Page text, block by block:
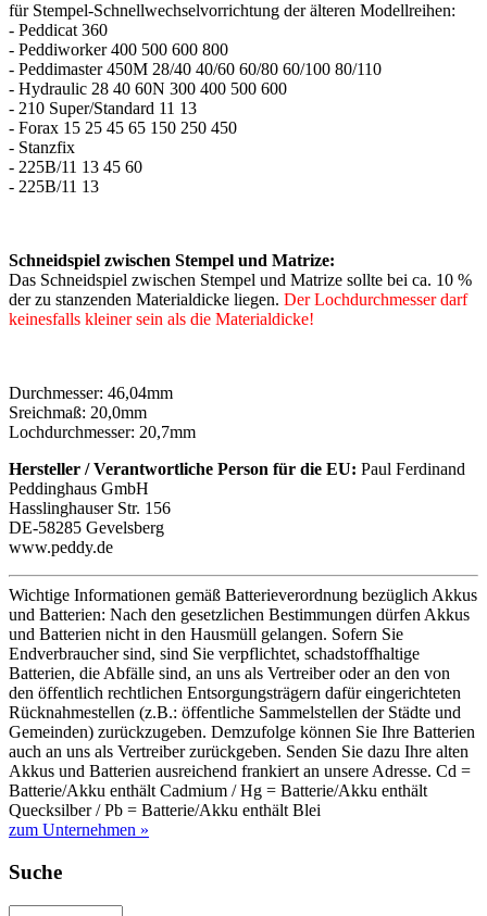
für Stempel-Schnellwechselvorrichtung der älteren Modellreihen:
- Peddicat 360
- Peddiworker 400 500 600 800
- Peddimaster 450M 28/40 40/60 60/80 60/100 80/110
- Hydraulic 28 40 60N 300 400 500 600
- 210 Super/Standard 11 13
- Forax 15 25 45 65 150 250 450
- Stanzfix
- 225B/11 13 45 60
- 225B/11 13
Schneidspiel zwischen Stempel und Matrize:
Das Schneidspiel zwischen Stempel und Matrize sollte bei ca. 10 %
der zu stanzenden Materialdicke liegen. Der Lochdurchmesser darf
keinesfalls kleiner sein als die Materialdicke!
Durchmesser: 46,04mm
Sreichmaß: 20,0mm
Lochdurchmesser: 20,7mm
Hersteller / Verantwortliche Person für die EU: Paul Ferdinand
Peddinghaus GmbH
Hasslinghauser Str. 156
DE-58285 Gevelsberg
www.peddy.de
Wichtige Informationen gemäß Batterieverordnung bezüglich Akkus
und Batterien: Nach den gesetzlichen Bestimmungen dürfen Akkus
und Batterien nicht in den Hausmüll gelangen. Sofern Sie
Endverbraucher sind, sind Sie verpflichtet, schadstoffhaltige
Batterien, die Abfälle sind, an uns als Vertreiber oder an den von
den öffentlich rechtlichen Entsorgungsträgern dafür eingerichteten
Rücknahmestellen (z.B.: öffentliche Sammelstellen der Städte und
Gemeinden) zurückzugeben. Demzufolge können Sie Ihre Batterien
auch an uns als Vertreiber zurückgeben. Senden Sie dazu Ihre alten
Akkus und Batterien ausreichend frankiert an unsere Adresse. Cd =
Batterie/Akku enthält Cadmium / Hg = Batterie/Akku enthält
Quecksilber / Pb = Batterie/Akku enthält Blei
zum Unternehmen »
Suche